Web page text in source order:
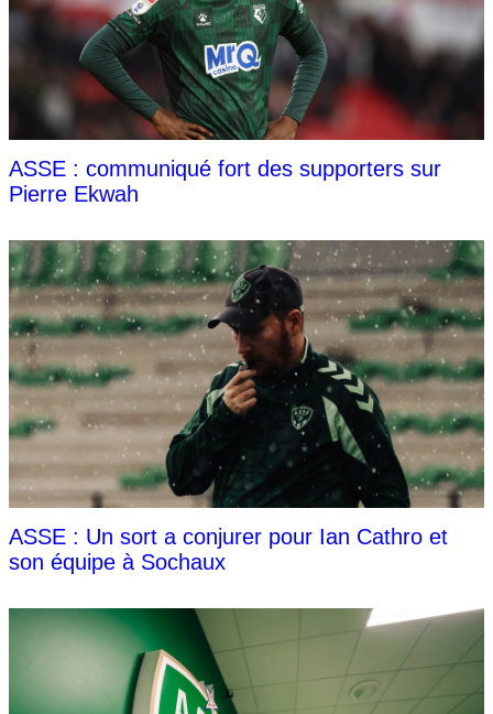
ASSE : communiqué fort des supporters sur
Pierre Ekwah
ASSE : Un sort a conjurer pour Ian Cathro et
son équipe à Sochaux